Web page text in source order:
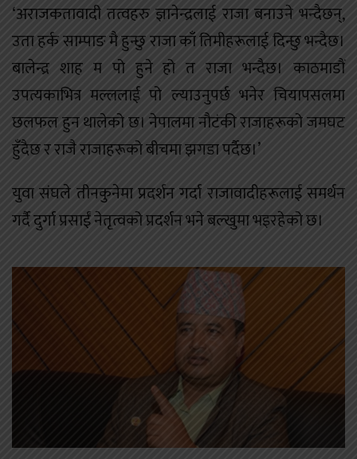
‘अराजकतावादी तत्वहरु ज्ञानेन्द्रलाई राजा बनाउने भन्दैछन्,
उता हर्क साम्पाङ मै हुन्छु राजा काँ तिमीहरूलाई दिन्छु भन्दैछ।
बालेन्द्र शाह म पो हुने हो त राजा भन्दैछ। काठमाडौं
उपत्यकाभित्र मल्ललाई पो ल्याउनुपर्छ भनेर चियापसलमा
छलफल हुन थालेको छ। नेपालमा नौटंकी राजाहरूको जमघट
हुँदैछ र राजै राजाहरूको बीचमा झगडा पर्दैछ।’
युवा संघले तीनकुनेमा प्रदर्शन गर्दा राजावादीहरूलाई समर्थन
गर्दै दुर्गा प्रसाईं नेतृत्वको प्रदर्शन भने बल्खुमा भइरहेको छ।